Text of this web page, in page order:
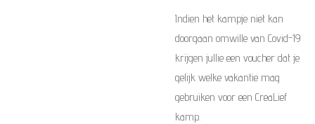
Indien het kampje niet kan
doorgaan omwille van Covid-19
krijgen jullie een voucher dat je
gelijk welke vakantie mag
gebruiken voor een CreaLief
kamp.